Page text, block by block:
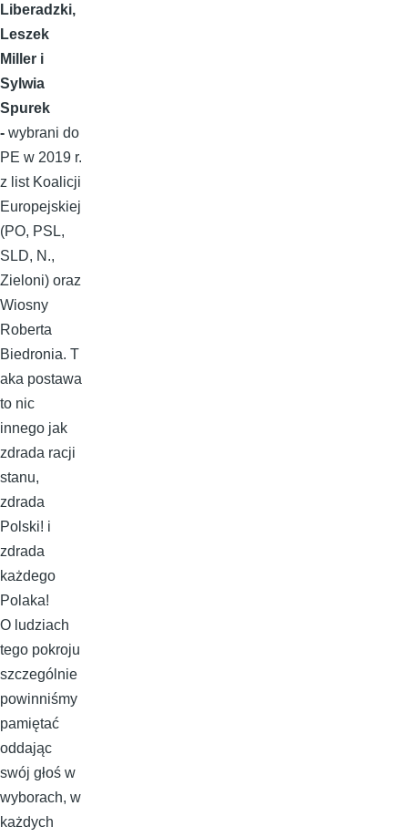
Liberadzki,
Leszek
Miller i
Sylwia
Spurek
- wybrani do
PE w 2019 r.
z list Koalicji
Europejskiej
(PO, PSL,
SLD, N.,
Zieloni) oraz
Wiosny
Roberta
Biedronia. T
aka postawa
to nic
innego jak
zdrada racji
stanu,
zdrada
Polski! i
zdrada
każdego
Polaka!
O ludziach
tego pokroju
szczególnie
powinniśmy
pamiętać
oddając
swój głoś w
wyborach, w
każdych